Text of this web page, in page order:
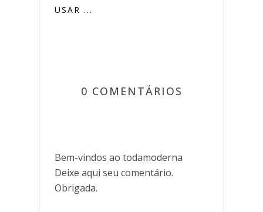
USAR ...
0 COMENTÁRIOS
Bem-vindos ao todamoderna
Deixe aqui seu comentário.
Obrigada.